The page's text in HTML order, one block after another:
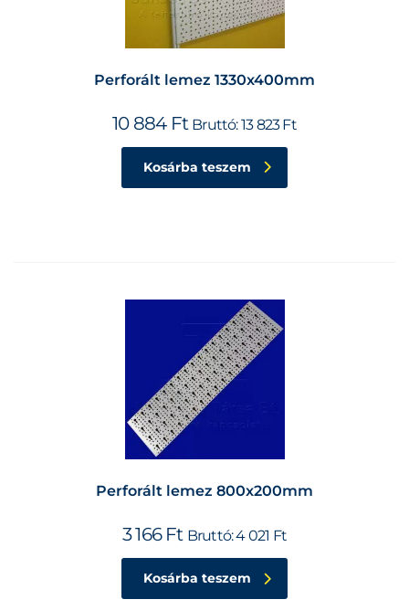
Perforált lemez 1330x400mm
10 884 Ft Bruttó:13 823Ft
Kosárba teszem
Perforált lemez 800x200mm
3 166 Ft Bruttó:4 021 Ft
Kosárba teszem